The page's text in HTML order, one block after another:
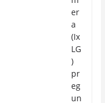
er
a
(Ix
LG
)
pr
eg
un